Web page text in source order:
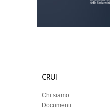
CRUI
Chi siamo
Documenti